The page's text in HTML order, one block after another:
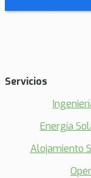
Servicios
Energía
Alojamiento